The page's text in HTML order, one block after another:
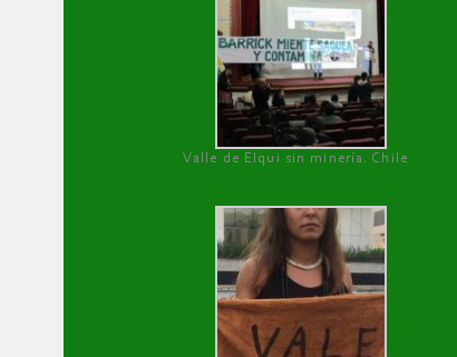
Valle de Elqui sin minería. Chile